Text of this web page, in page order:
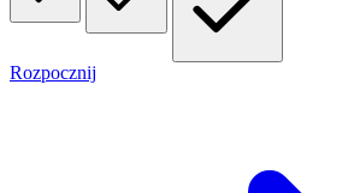
Rozpocznij